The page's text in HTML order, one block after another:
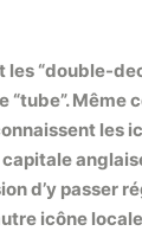
“double-
“tube”. Même
les
d’y passer
icône